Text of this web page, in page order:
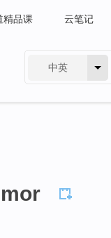
精品课 云笔记
中英